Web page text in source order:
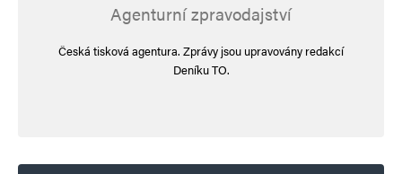
Agenturní zpravodajství
Česká tisková agentura. Zprávy jsou upravovány redakcí
Deníku TO.